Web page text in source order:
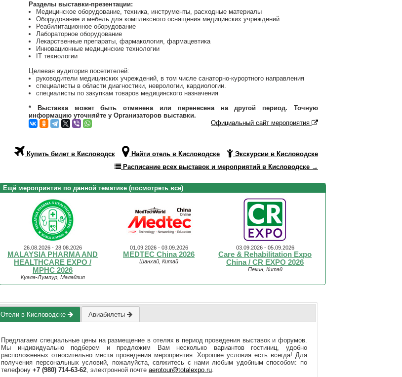
Разделы выставки-презентации:
Медицинское оборудование, техника, инструменты, расходные материалы
Оборудование и мебель для комплексного оснащения медицинских учреждений
Реабилитационное оборудование
Лабораторное оборудование
Лекарственные препараты, фармакология, фармацевтика
Инновационные медицинские технологии
IT технологии
Целевая аудитория посетителей:
руководители медицинских учреждений, в том числе санаторно-курортного направления
специалисты в области диагностики, неврологии, кардиологии.
специалисты по закупкам товаров медицинского назначения
* Выставка может быть отменена или перенесена на другой период. Точную
информацию уточняйте у Организаторов выставки.
Официальный сайт мероприятия
Купить билет в Кисловодск Найти отель в Кисловодске
Экскурсии в Кисловодске
Расписание всех выставок и мероприятий в Кисловодске →
Ещё мероприятия по данной тематике (посмотреть все)
26.08.2026 - 28.08.2026
MALAYSIA PHARMA AND
HEALTHCARE EXPO /
MPHC 2026
Куала-Лумпур, Малайзия
01.09.2026 - 03.09.2026
MEDTEC China 2026
Шанхай, Китай
03.09.2026 - 05.09.2026
Care & Rehabilitation Expo
China / CR EXPO 2026
Пекин, Китай
Отели в Кисловодске Авиабилеты
Предлагаем специальные цены на размещение в отелях в период проведения выставок и форумов.
Мы индивидуально подберем и предложим Вам несколько вариантов гостиниц, удобно
расположенных относительно места проведения мероприятия. Хорошие условия есть всегда! Для
получения персональных условий, пожалуйста, свяжитесь с нами любым удобным способом: по
телефону+7 (980) 714-63-62 , электронной почтеaerotour@totalexpo.ru